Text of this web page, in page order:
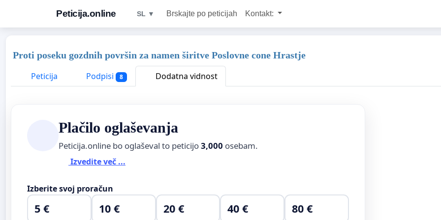
Peticija.online SL ▼ Brskajte po peticijah Kontakt:
Proti poseku gozdnih površin za namen širitve Poslovne cone Hrastje
Peticija
Podpisi 8 Dodatna vidnost
Plačilo oglaševanja
Peticija.online bo oglaševal to peticijo3,000 osebam.
Izvedite več ...
Izberite svoj proračun
5 € 10 € 20 € 40 € 80 €